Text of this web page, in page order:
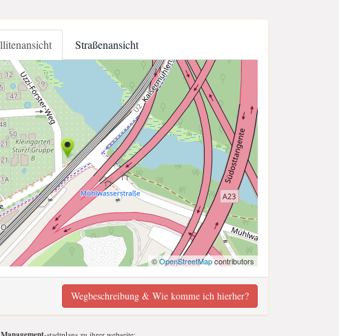
Straßenansicht
©OpenStreetMapcontributors
Wegbeschreibung & Wie komme ich hierher?